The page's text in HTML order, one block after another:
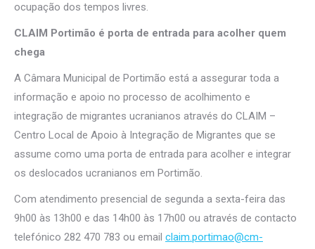
ocupação dos tempos livres.
CLAIM Portimão é porta de entrada para acolher quem
chega
A Câmara Municipal de Portimão está a assegurar toda a
informação e apoio no processo de acolhimento e
integração de migrantes ucranianos através do CLAIM –
Centro Local de Apoio à Integração de Migrantes que se
assume como uma porta de entrada para acolher e integrar
os deslocados ucranianos em Portimão.
Com atendimento presencial de segunda a sexta-feira das
9h00 às 13h00 e das 14h00 às 17h00 ou através de contacto
telefónico 282 470 783 ou email claim.portimao@cm-